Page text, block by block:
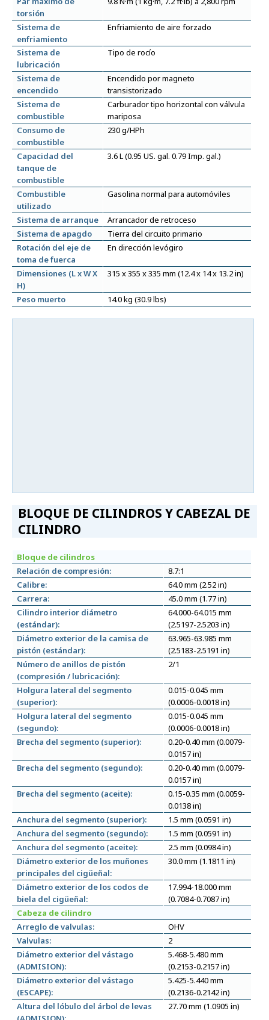
torsión
Sistema de
enfriamiento
Enfriamiento de aire forzado
Sistema de
lubricación
Tipo de rocío
Sistema de
encendido
Encendido por magneto
transistorizado
Sistema de
combustible
Carburador tipo horizontal con válvula
mariposa
Consumo de
combustible
230 g/HPh
Capacidad del
tanque de
combustible
3.6 L (0.95 US. gal. 0.79 Imp. gal.)
Combustible
utilizado
Gasolina normal para automóviles
Sistema de arranque
Arrancador de retroceso
Sistema de apagdo
Tierra del circuito primario
Rotación del eje de
toma de fuerca
En dirección levógiro
Dimensiones (L x W X
H)
315 x 355 x 335 mm (12.4 x 14 x 13.2 in)
Peso muerto 14.0 kg (30.9 lbs)
BLOQUE DE CILINDROS Y CABEZAL DE
CILINDRO
Bloque de cilindros
Relación de compresión:
8.7:1
Calibre:
64.0 mm (2.52 in)
Carrera:
45.0 mm (1.77 in)
Cilindro interior diámetro
(estándar):
64.000-64.015 mm
(2.5197-2.5203 in)
Diámetro exterior de la camisa de
pistón (estándar):
63.965-63.985 mm
(2.5183-2.5191 in)
Número de anillos de pistón
(compresión / lubricación):
2/1
Holgura lateral del segmento
(superior):
0.015-0.045 mm
(0.0006-0.0018 in)
Holgura lateral del segmento
(segundo):
0.015-0.045 mm
(0.0006-0.0018 in)
Brecha del segmento (superior):
0.20-0.40 mm (0.0079-
0.0157 in)
Brecha del segmento (segundo):
0.20-0.40 mm (0.0079-
0.0157 in)
Brecha del segmento (aceite):
0.15-0.35 mm (0.0059-
0.0138 in)
Anchura del segmento (superior):
1.5 mm (0.0591 in)
Anchura del segmento (segundo):
1.5 mm (0.0591 in)
Anchura del segmento (aceite):
2.5 mm (0.0984 in)
Diámetro exterior de los muñones
principales del cigüeñal:
30.0 mm (1.1811 in)
Diámetro exterior de los codos de
biela del cigüeñal:
17.994-18.000 mm
(0.7084-0.7087 in)
Cabeza de cilindro
Arreglo de valvulas:
OHV
Valvulas:
2
Diámetro exterior del vástago
(ADMISION):
5.468-5.480 mm
(0.2153-0.2157 in)
Diámetro exterior del vástago
(ESCAPE):
5.425-5.440 mm
(0.2136-0.2142 in)
Altura del lóbulo del árbol de levas
27.70 mm (1.0905 in)